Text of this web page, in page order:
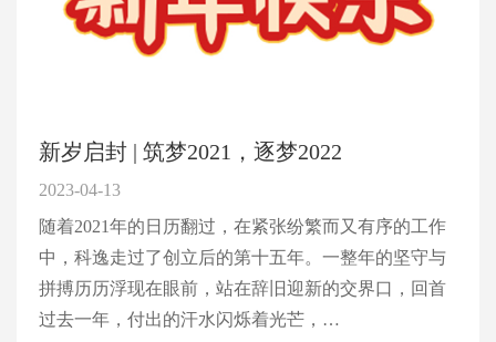
新岁启封 | 筑梦2021，逐梦2022
2023-04-13
随着2021年的日历翻过，在紧张纷繁而又有序的工作
中，科逸走过了创立后的第十五年。一整年的坚守与
拼搏历历浮现在眼前，站在辞旧迎新的交界口，回首
过去一年，付出的汗水闪烁着光芒，…